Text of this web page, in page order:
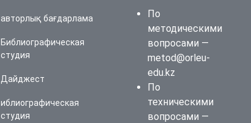
авторлық бағдарлама
Библиографическая
студия
Дайджест
иблиографическая
студия
По
методическими
вопросами —
metod@orleu-
edu.kz
По
техническими
вопросами —